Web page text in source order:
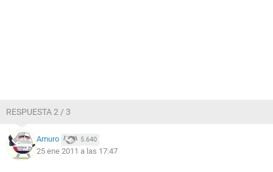
RESPUESTA 2 / 3
Amuro 5.640
25 ene 2011 a las 17:47